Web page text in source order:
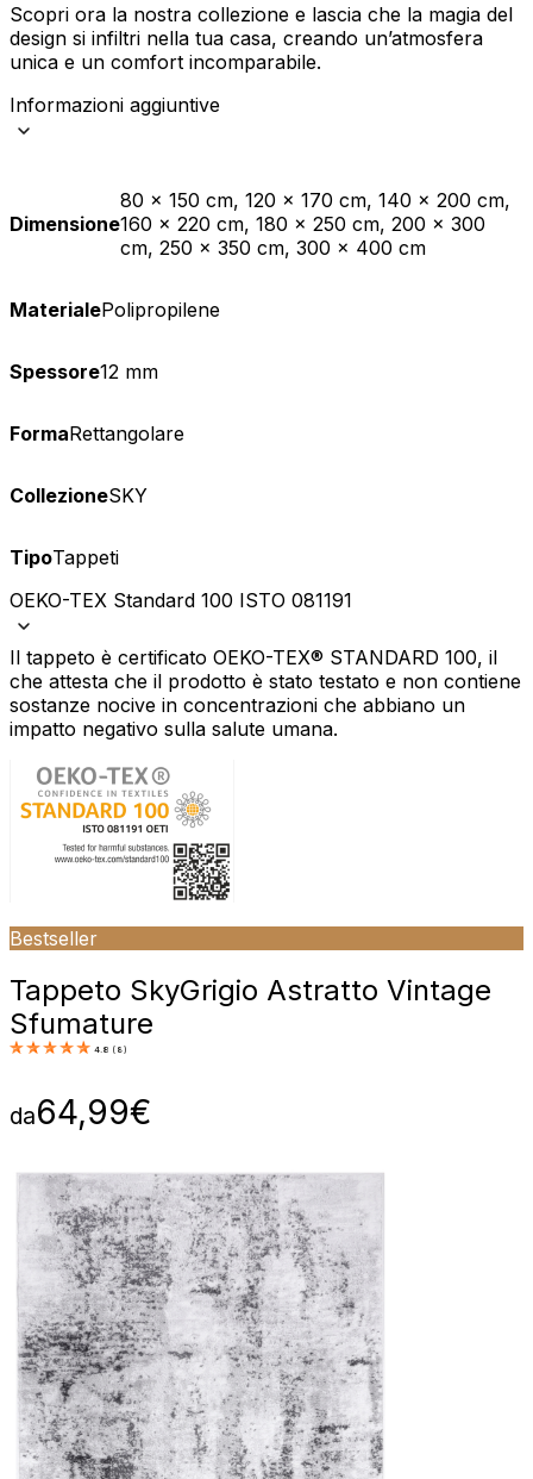
Scopri ora la nostra collezione e lascia che la magia del
design si infiltri nella tua casa, creando un’atmosfera
unica e un comfort incomparabile.
Informazioni aggiuntive
Dimensione
80 x 150 cm, 120 x 170 cm, 140 x 200 cm,
160 x 220 cm, 180 x 250 cm, 200 x 300
cm, 250 x 350 cm, 300 x 400 cm
MaterialePolipropilene
Spessore12 mm
FormaRettangolare
CollezioneSKY
TipoTappeti
OEKO-TEX Standard 100 ISTO 081191
Il tappeto è certificato OEKO-TEX® STANDARD 100, il
che attesta che il prodotto è stato testato e non contiene
sostanze nocive in concentrazioni che abbiano un
impatto negativo sulla salute umana.
Bestseller
Tappeto SkyGrigio Astratto Vintage
Sfumature
4.8 ( 8)
da64,99€